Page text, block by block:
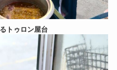
トゥロン屋台